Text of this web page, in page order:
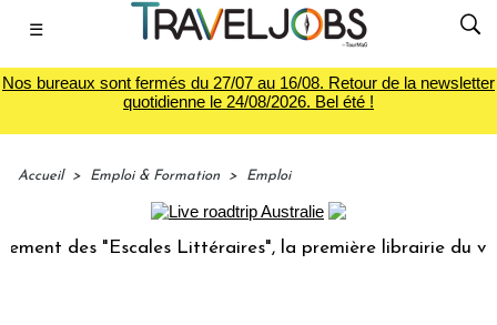
☰
Nos bureaux sont fermés du 27/07 au 16/08. Retour de la newsletter
quotidienne le 24/08/2026. Bel été !
Accueil > Emploi & Formation > Emploi
des "Escales Littéraires", la première librairie du voyage